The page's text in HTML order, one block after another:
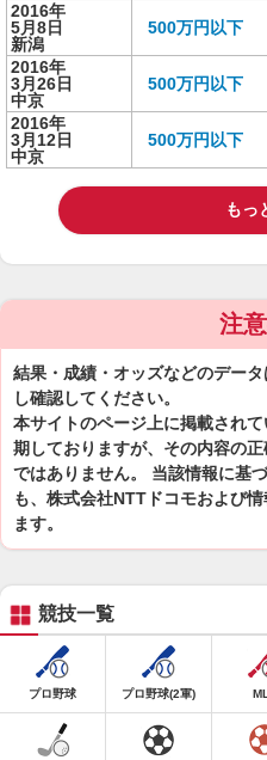
2016年
5月8日
新潟
500万円以下
2016年
3月26日
中京
500万円以下
2016年
3月12日
中京
500万円以下
もっ
注
結果・成績・オッズなどのデー
し確認してください。
本サイトのページ上に掲載され
期しておりますが、その内容の
ではありません。 当該情報に基
も、株式会社NTTドコモおよび
ます。
競技一覧
プロ野球 プロ野球(2軍)